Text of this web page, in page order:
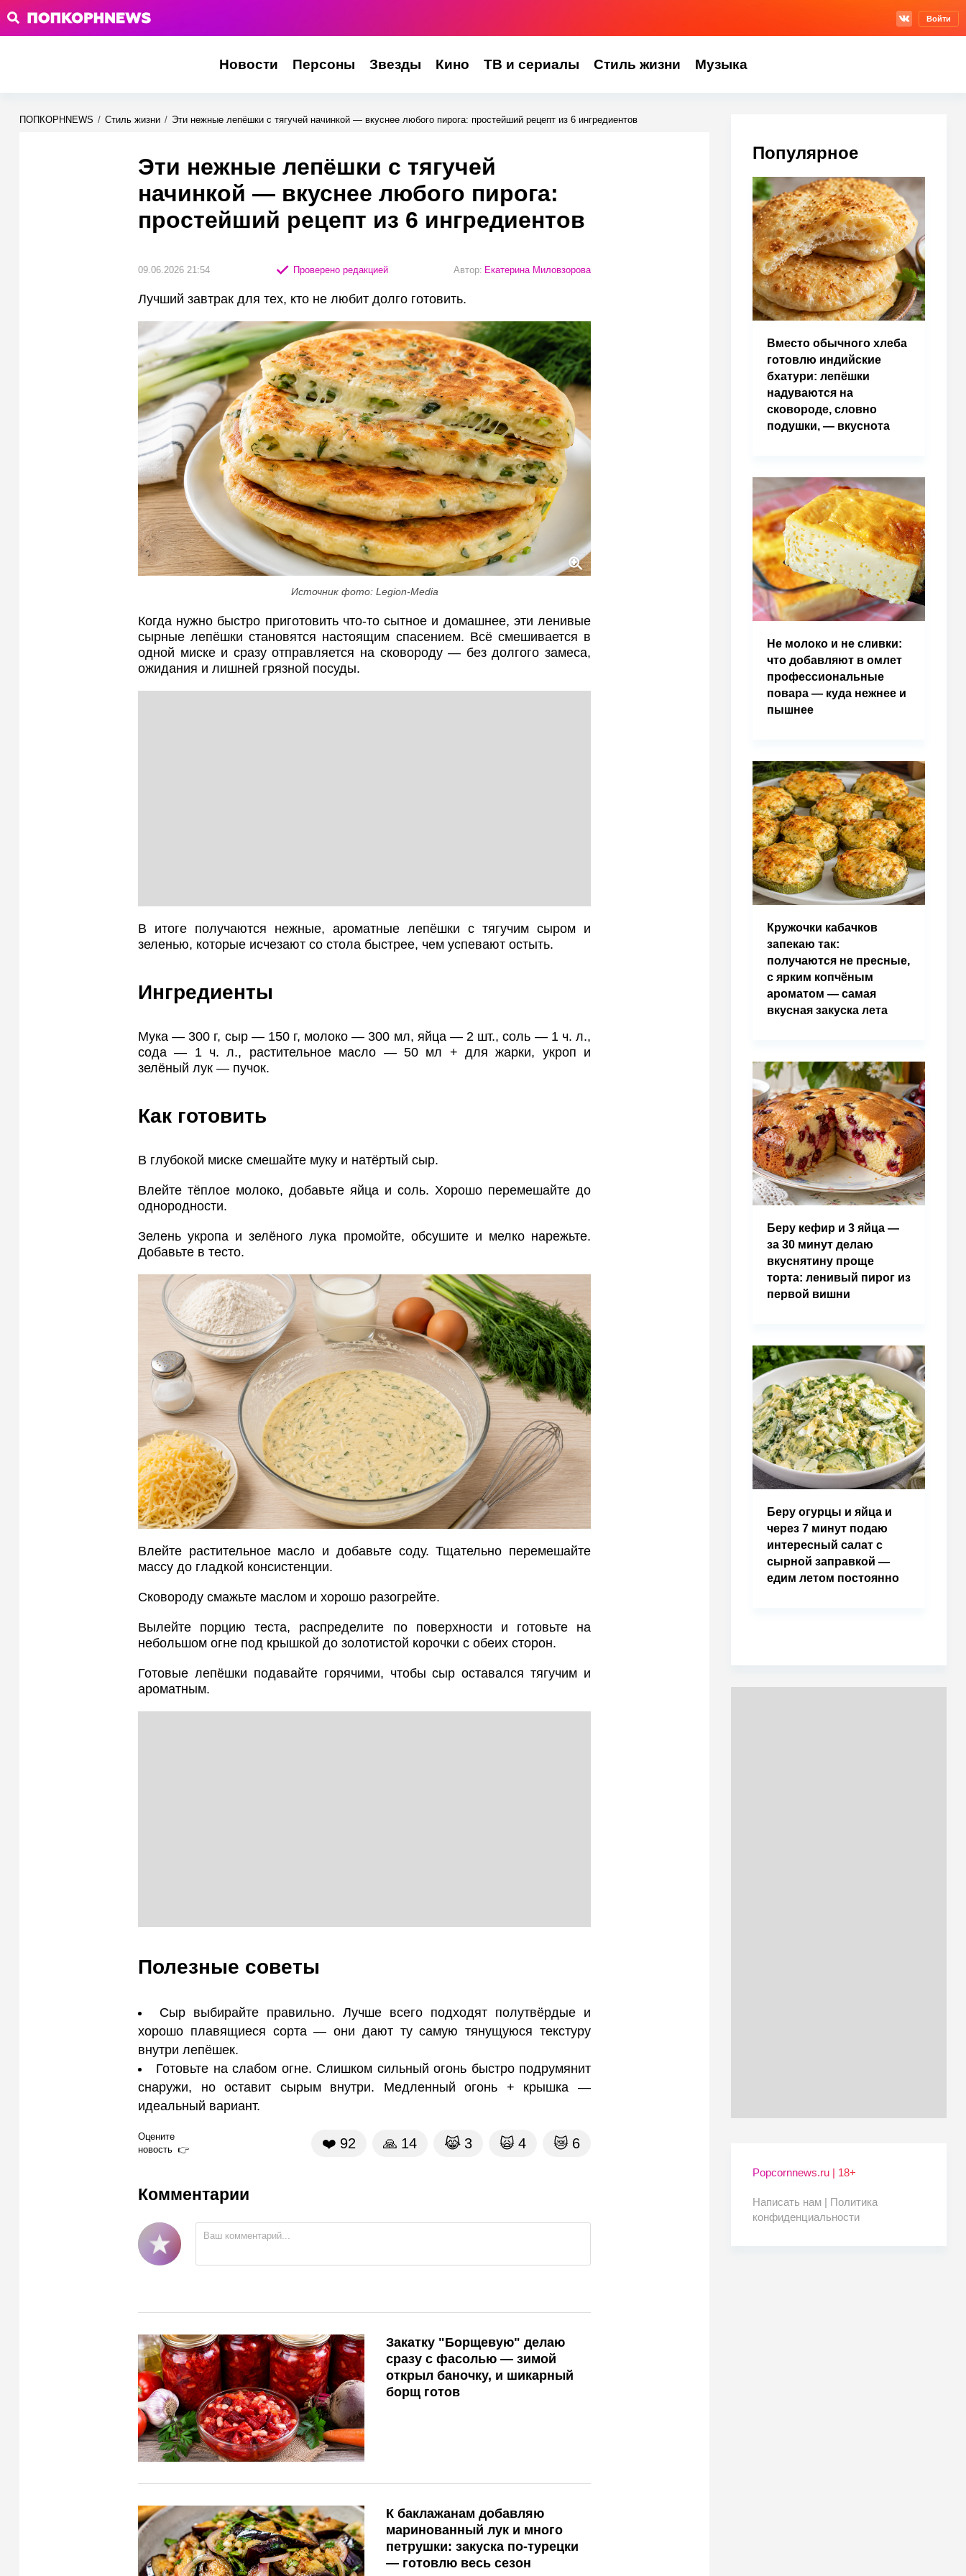
Войти
Новости Персоны Звезды Кино ТВ и сериалы Стиль жизни Музыка
ПОПКОРНNEWS / Стиль жизни / Эти нежные лепёшки с тягучей начинкой — вкуснее любого пирога: простейший рецепт из 6 ингредиентов
Эти нежные лепёшки с тягучей
начинкой — вкуснее любого пирога:
простейший рецепт из 6 ингредиентов
09.06.2026 21:54 Проверено редакцией Автор: Екатерина Миловзорова
Лучший завтрак для тех, кто не любит долго готовить.
Источник фото: Legion-Media
Когда нужно быстро приготовить что-то сытное и домашнее, эти ленивые
сырные лепёшки становятся настоящим спасением. Всё смешивается в
одной миске и сразу отправляется на сковороду — без долгого замеса,
ожидания и лишней грязной посуды.
В итоге получаются нежные, ароматные лепёшки с тягучим сыром и
зеленью, которые исчезают со стола быстрее, чем успевают остыть.
Ингредиенты
Мука — 300 г, сыр — 150 г, молоко — 300 мл, яйца — 2 шт., соль — 1 ч. л.,
сода — 1 ч. л., растительное масло — 50 мл + для жарки, укроп и
зелёный лук — пучок.
Как готовить
В глубокой миске смешайте муку и натёртый сыр.
Влейте тёплое молоко, добавьте яйца и соль. Хорошо перемешайте до
однородности.
Зелень укропа и зелёного лука промойте, обсушите и мелко нарежьте.
Добавьте в тесто.
Влейте растительное масло и добавьте соду. Тщательно перемешайте
массу до гладкой консистенции.
Сковороду смажьте маслом и хорошо разогрейте.
Вылейте порцию теста, распределите по поверхности и готовьте на
небольшом огне под крышкой до золотистой корочки с обеих сторон.
Готовые лепёшки подавайте горячими, чтобы сыр оставался тягучим и
ароматным.
Полезные советы
Сыр выбирайте правильно. Лучше всего подходят полутвёрдые и
хорошо плавящиеся сорта — они дают ту самую тянущуюся текстуру
внутри лепёшек.
Готовьте на слабом огне. Слишком сильный огонь быстро подрумянит
снаружи, но оставит сырым внутри. Медленный огонь + крышка —
идеальный вариант.
Оцените
новость
❤️ 92 🙏 14 😹 3 🙀 4 😿 6
Комментарии
Закатку "Борщевую" делаю
сразу с фасолью — зимой
открыл баночку, и шикарный
борщ готов
К баклажанам добавляю
маринованный лук и много
петрушки: закуска по-турецки
— готовлю весь сезон
Популярное
Вместо обычного хлеба
готовлю индийские
бхатури: лепёшки
надуваются на
сковороде, словно
подушки, — вкуснота
Не молоко и не сливки:
что добавляют в омлет
профессиональные
повара — куда нежнее и
пышнее
Кружочки кабачков
запекаю так:
получаются не пресные,
с ярким копчёным
ароматом — самая
вкусная закуска лета
Беру кефир и 3 яйца —
за 30 минут делаю
вкуснятину проще
торта: ленивый пирог из
первой вишни
Беру огурцы и яйца и
через 7 минут подаю
интересный салат с
сырной заправкой —
едим летом постоянно
Popcornnews.ru | 18+
Написать нам | Политика
конфиденциальности